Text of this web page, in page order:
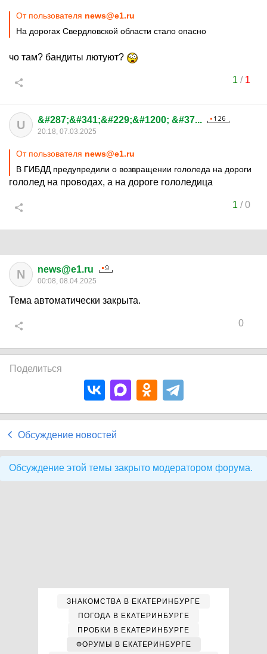
От пользователя news@e1.ru
На дорогах Свердловской области стало опасно
чо там? бандиты лютуют?
1 / 1
U &#287;&#341;&#229;&#1200; &#37...
20:18, 07.03.2025
От пользователя news@e1.ru
В ГИБДД предупредили о возвращении гололеда на дороги
гололед на проводах, а на дороге гололедица
1 /0
N news@e1.ru
00:08, 08.04.2025
Тема автоматически закрыта.
0
Поделиться
Обсуждение новостей
Обсуждение этой темы закрыто модератором форума.
ЗНАКОМСТВА В ЕКАТЕРИНБУРГЕ
ПОГОДА В ЕКАТЕРИНБУРГЕ
ПРОБКИ В ЕКАТЕРИНБУРГЕ
ФОРУМЫ В ЕКАТЕРИНБУРГЕ